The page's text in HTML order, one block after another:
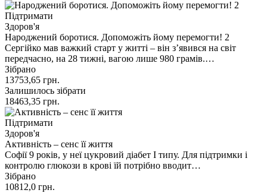
Підтримати
Здоров'я
Народжений боротися. Допоможіть йому перемогти! 2
Сергійко мав важкий старт у житті – він з’явився на світ
передчасно, на 28 тижні, вагою лише 980 грамів.…
Зібрано
13753,65 грн.
Залишилось зібрати
18463,35 грн.
Підтримати
Здоров'я
Активність – сенс її життя
Софії 9 років, у неї цукровий діабет І типу. Для підтримки і
контролю глюкози в крові їй потрібно вводит…
Зібрано
10812,0 грн.